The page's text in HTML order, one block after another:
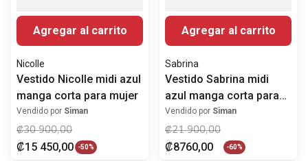
Agregar al carrito
Nicolle
Vestido Nicolle midi azul
manga corta para mujer
Vendido por Siman
₡30 900,00
₡15 450,00 -50%
Agregar al carrito
Sabrina
Vestido Sabrina midi
azul manga corta para
mujer
Vendido por Siman
₡21 900,00
₡8760,00 -60%